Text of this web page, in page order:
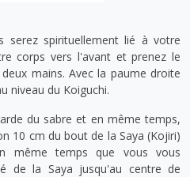
serez spirituellement lié à votre
corps vers l'avant et prenez le
mains. Avec la paume droite
niveau du Koiguchi.
du sabre et en même temps,
10 cm du bout de la Saya (Kojiri)
même temps que vous vous
de la Saya jusqu'au centre de